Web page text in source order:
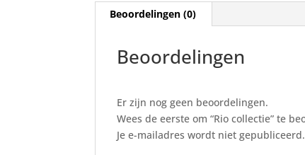
Beoordelingen (0)
Beoordelingen
Er zijn nog geen beoordelingen.
Wees de eerste om “Rio collectie” te
Je e-mailadres wordt niet gepubliceerd.